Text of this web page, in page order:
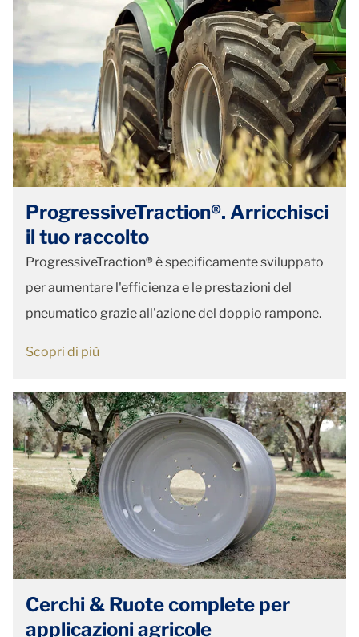
ProgressiveTraction®. Arricchisci
il tuo raccolto
ProgressiveTraction® è specificamente sviluppato
per aumentare l'efficienza e le prestazioni del
pneumatico grazie all'azione del doppio rampone.
Scopri di più
Cerchi & Ruote complete per
applicazioni agricole